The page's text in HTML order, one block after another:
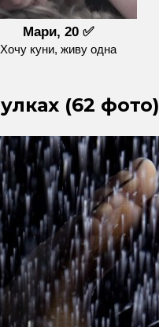
Мари, 20 ✅
Хочу куни, живу одна
(62 фото)